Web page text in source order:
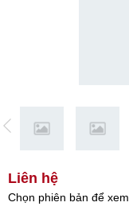
Liên hệ
Chọn phiên bản để